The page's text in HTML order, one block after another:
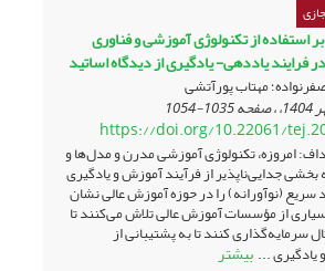
استفاده از تکنولوژی آموزشی و فناوری
فرایند یاددهی- یادگیری از دیدگاه اساتید
مهتاب پورآتشی
1035-1054
https://doi.org/10.22061/
امروزه، تکنولوژی آموزشی مدرن و مدل‌ها و
بخشی جدایی‌ناپذیر از فرآیند آموزش و یادگیری
(نوآورانه) را در حوزه آموزش عالی نشان
از مؤسسات آموزش عالی تلاش می‌کنند تا
سرمایه‌گذاری کنند تا به پشتیبانی از
یادگیری ... بیشتر